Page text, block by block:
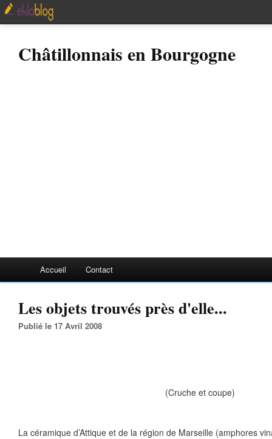
Châtillonnais en Bourgogne
Accueil Contact
Les objets trouvés près d'elle...
Publié le 17 Avril 2008
(Cruche et coupe)
La céramique d’Attique et de la région de Marseille (amphores